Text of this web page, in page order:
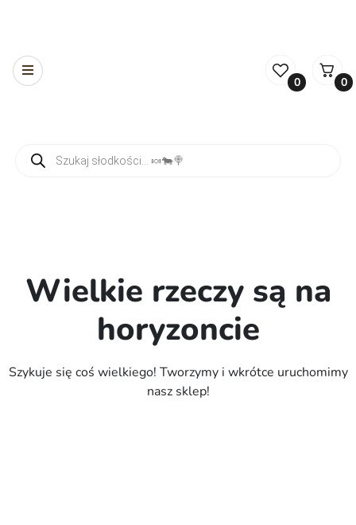
0 0
Wielkie rzeczy są na
horyzoncie
Szykuje się coś wielkiego! Tworzymy i wkrótce uruchomimy
nasz sklep!